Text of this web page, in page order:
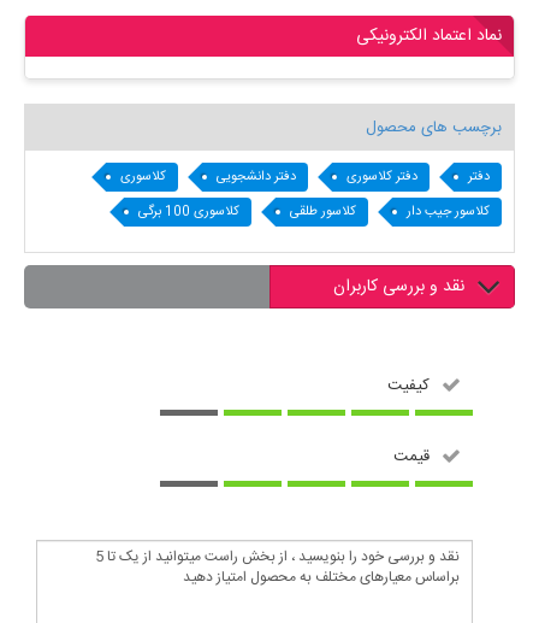
نماد اعتماد الکترونیکی
برچسب های محصول
دفتر دفتر کلاسوری دفتر دانشجویی
کلاسوری
کلاسور جیب دار
کلاسور طلقی کلاسوری 100 برگی
نقد و بررسی کاربران
کیفیت
قیمت